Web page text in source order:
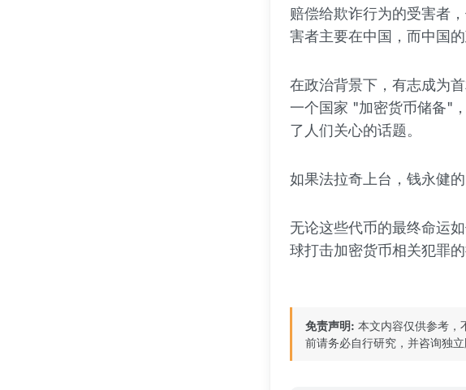
赔偿给欺诈行为的受害者
害者主要在中国，而中国
在政治背景下，有志成为
一个国家 "加密货币储备"
了人们关心的话题。
如果法拉奇上台，钱永健
无论这些代币的最终命运
球打击加密货币相关犯罪
免责声明: 本文内容仅供参考，
前请务必自行研究，并咨询独立